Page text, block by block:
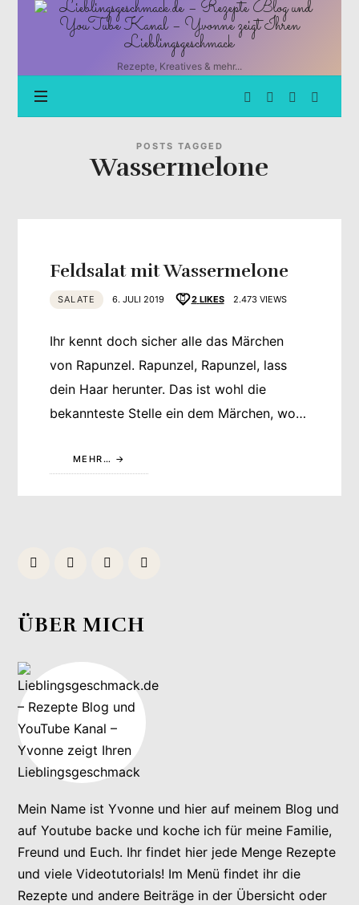
Lieblingsgeschmack.de
Rezepte
und
YouTube
Kanal
Rezepte, Kreatives & mehr...
POSTS TAGGED
Wassermelone
Feldsalat mit Wassermelone
SALATE 6. JULI 2019 2 LIKES 2.473 VIEWS
Ihr kennt doch sicher alle das Märchen
von Rapunzel. Rapunzel, Rapunzel, lass
dein Haar herunter. Das ist wohl die
bekannteste Stelle ein dem Märchen, wo…
MEHR…
ÜBER MICH
Mein Name ist Yvonne und hier auf meinem Blog und
auf Youtube backe und koche ich für meine Familie,
Freund und Euch. Ihr findet hier jede Menge Rezepte
und viele Videotutorials! Im Menü findet ihr die
Rezepte und andere Beiträge in der Übersicht oder